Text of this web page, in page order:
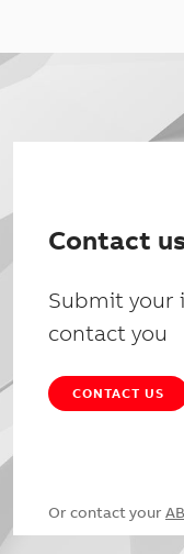
Contact
Submit your
contact you
CONTACT US
Or contact your